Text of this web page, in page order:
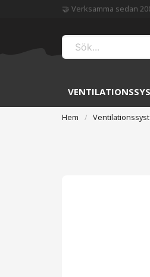
🏆 Störst på ventilation
Hem